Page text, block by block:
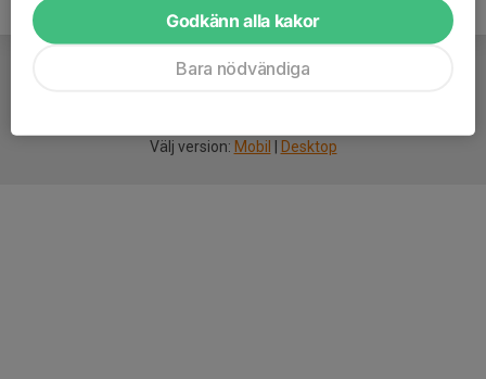
Välj version: Mobil Desktop
Godkänn alla kakor
Bara nödvändiga